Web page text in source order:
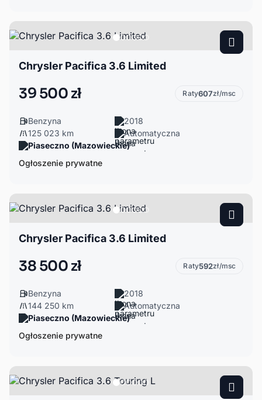
Chrysler Pacifica 3.6 Limited
39 500 zł Raty607zł/msc
Benzyna
2018
125 023 km
Automatyczna
Piaseczno (Mazowieckie)
Ogłoszenie prywatne
Chrysler Pacifica 3.6 Limited
38 500 zł Raty592zł/msc
Benzyna
2018
144 250 km
Automatyczna
Piaseczno (Mazowieckie)
Ogłoszenie prywatne